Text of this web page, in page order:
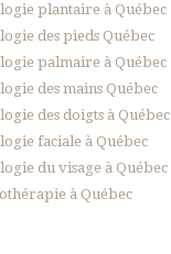
plantaire à Québec
des pieds Québec
palmaire à Québec
des mains Québec
des doigts à Québec
faciale à Québec
du visage à Québec
à Québec